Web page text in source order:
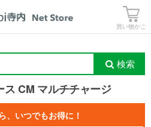
買い物かご
検索
ス CM マルチチャージ
、いつでもお得に！